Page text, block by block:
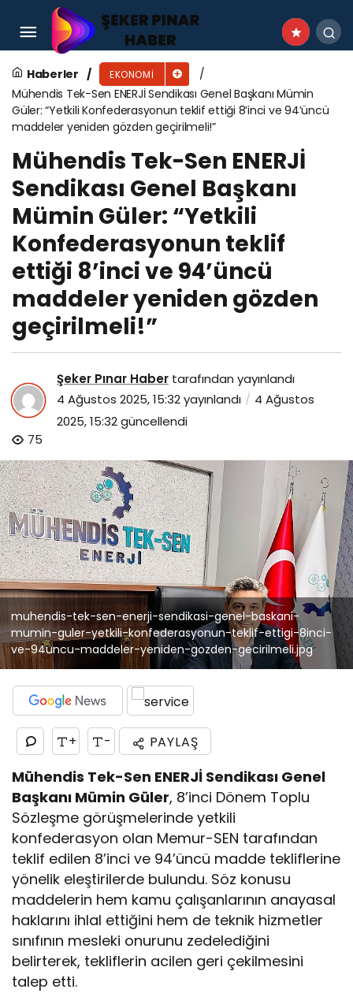
Haberler EKONOMI
Mühendis Tek-Sen ENERJİ Sendikası Genel Başkanı Mümin
Güler: “Yetkili Konfederasyonun teklif ettiği 8’inci ve 94’üncü
maddeler yeniden gözden geçirilmeli!”
Mühendis Tek-Sen ENERJİ
Sendikası Genel Başkanı
Mümin Güler: “Yetkili
Konfederasyonun teklif
ettiği 8’inci ve 94’üncü
maddeler yeniden gözden
geçirilmeli!”
Şeker Pınar Haber tarafından yayınlandı
4 Ağustos 2025, 15:32yayınlandı
4 Ağustos
2025, 15:32güncellendi
75
muhendis-tek-sen-enerji-sendikasi-genel-baskani-
mumin-guler-yetkili-konfederasyonun-teklif-ettigi-8inci-
ve-94uncu-maddeler-yeniden-gozden-gecirilmeli.jpg
+ - PAYLAŞ
Mühendis Tek-Sen ENERJİ Sendikası Genel
Başkanı Mümin Güler, 8’inci Dönem Toplu
Sözleşme görüşmelerinde yetkili
konfederasyon olan Memur-SEN tarafından
teklif edilen 8’inci ve 94’üncü madde tekliflerine
yönelik eleştirilerde bulundu. Söz konusu
maddelerin hem kamu çalışanlarının anayasal
haklarını ihlal ettiğini hem de teknik hizmetler
sınıfının mesleki onurunu zedelediğini
belirterek, tekliflerin acilen geri çekilmesini
talep etti.
48 Yeni Mezun Daha Vodafone Discover’la
Çalışma Hayatında